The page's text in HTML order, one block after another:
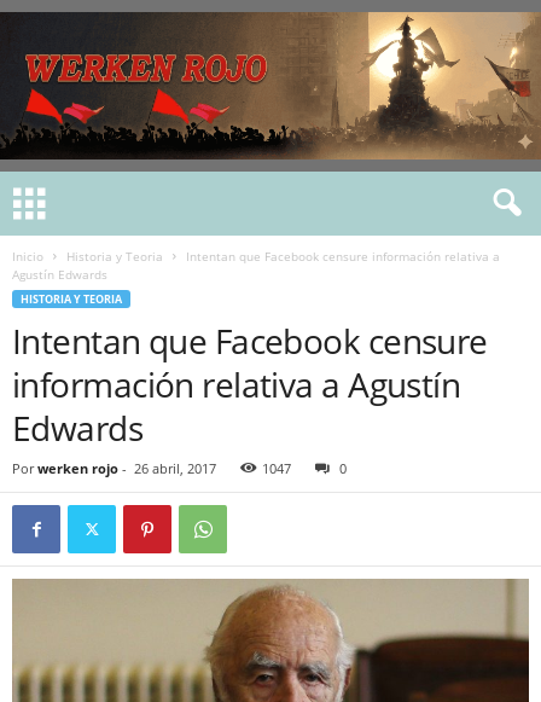
Inicio Historia y Teoria
Intentan que Facebook censure información relativa a
Agustín Edwards
HISTORIA Y TEORIA
Intentan que Facebook censure
información relativa a Agustín
Edwards
Por werken rojo - 26 abril, 2017 1047 0